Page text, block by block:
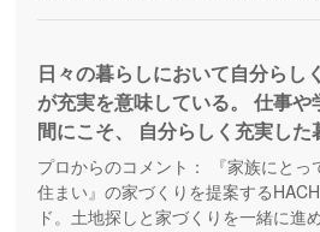
日々の暮らしにおいて自分らし
が充実を意味している。 仕事や学校以外の自由な時
間にこそ、 自分らしく充実した暮
な時間を家造りの観点から捻出でき
て、使いやすさや動きやすさ、
プルな構造などフィジカルな部
プロからのコメント：
住まい』の家づくりを提案する
ド。土地探しと家づくりを一緒に進